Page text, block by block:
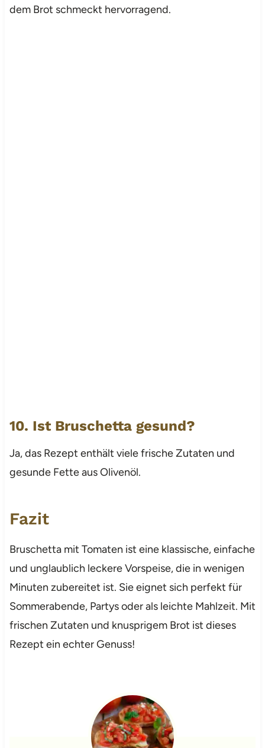
dem Brot schmeckt hervorragend.
10. Ist Bruschetta gesund?
Ja, das Rezept enthält viele frische Zutaten und
gesunde Fette aus Olivenöl.
Fazit
Bruschetta mit Tomaten ist eine klassische, einfache
und unglaublich leckere Vorspeise, die in wenigen
Minuten zubereitet ist. Sie eignet sich perfekt für
Sommerabende, Partys oder als leichte Mahlzeit. Mit
frischen Zutaten und knusprigem Brot ist dieses
Rezept ein echter Genuss!